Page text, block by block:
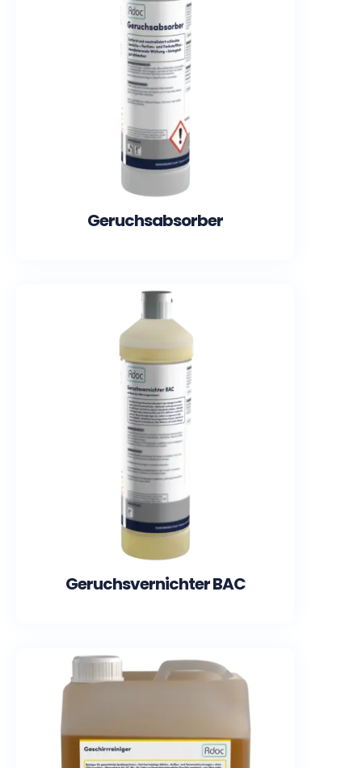
Geruchsabsorber
Geruchsvernichter BAC